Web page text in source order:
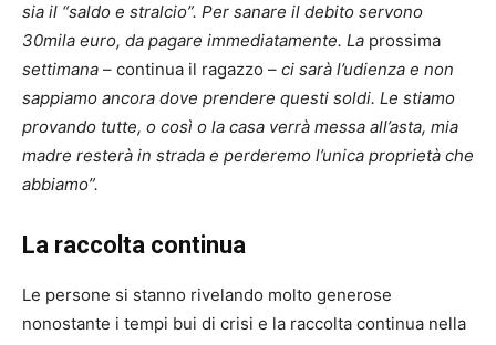
sia il “saldo e stralcio”. Per sanare il debito servono
30mila euro, da pagare immediatamente. La prossima
settimana – continua il ragazzo – ci sarà l’udienza e non
sappiamo ancora dove prendere questi soldi. Le stiamo
provando tutte, o così o la casa verrà messa all’asta, mia
madre resterà in strada e perderemo l’unica proprietà che
abbiamo”.
La raccolta continua
Le persone si stanno rivelando molto generose
nonostante i tempi bui di crisi e la raccolta continua nella